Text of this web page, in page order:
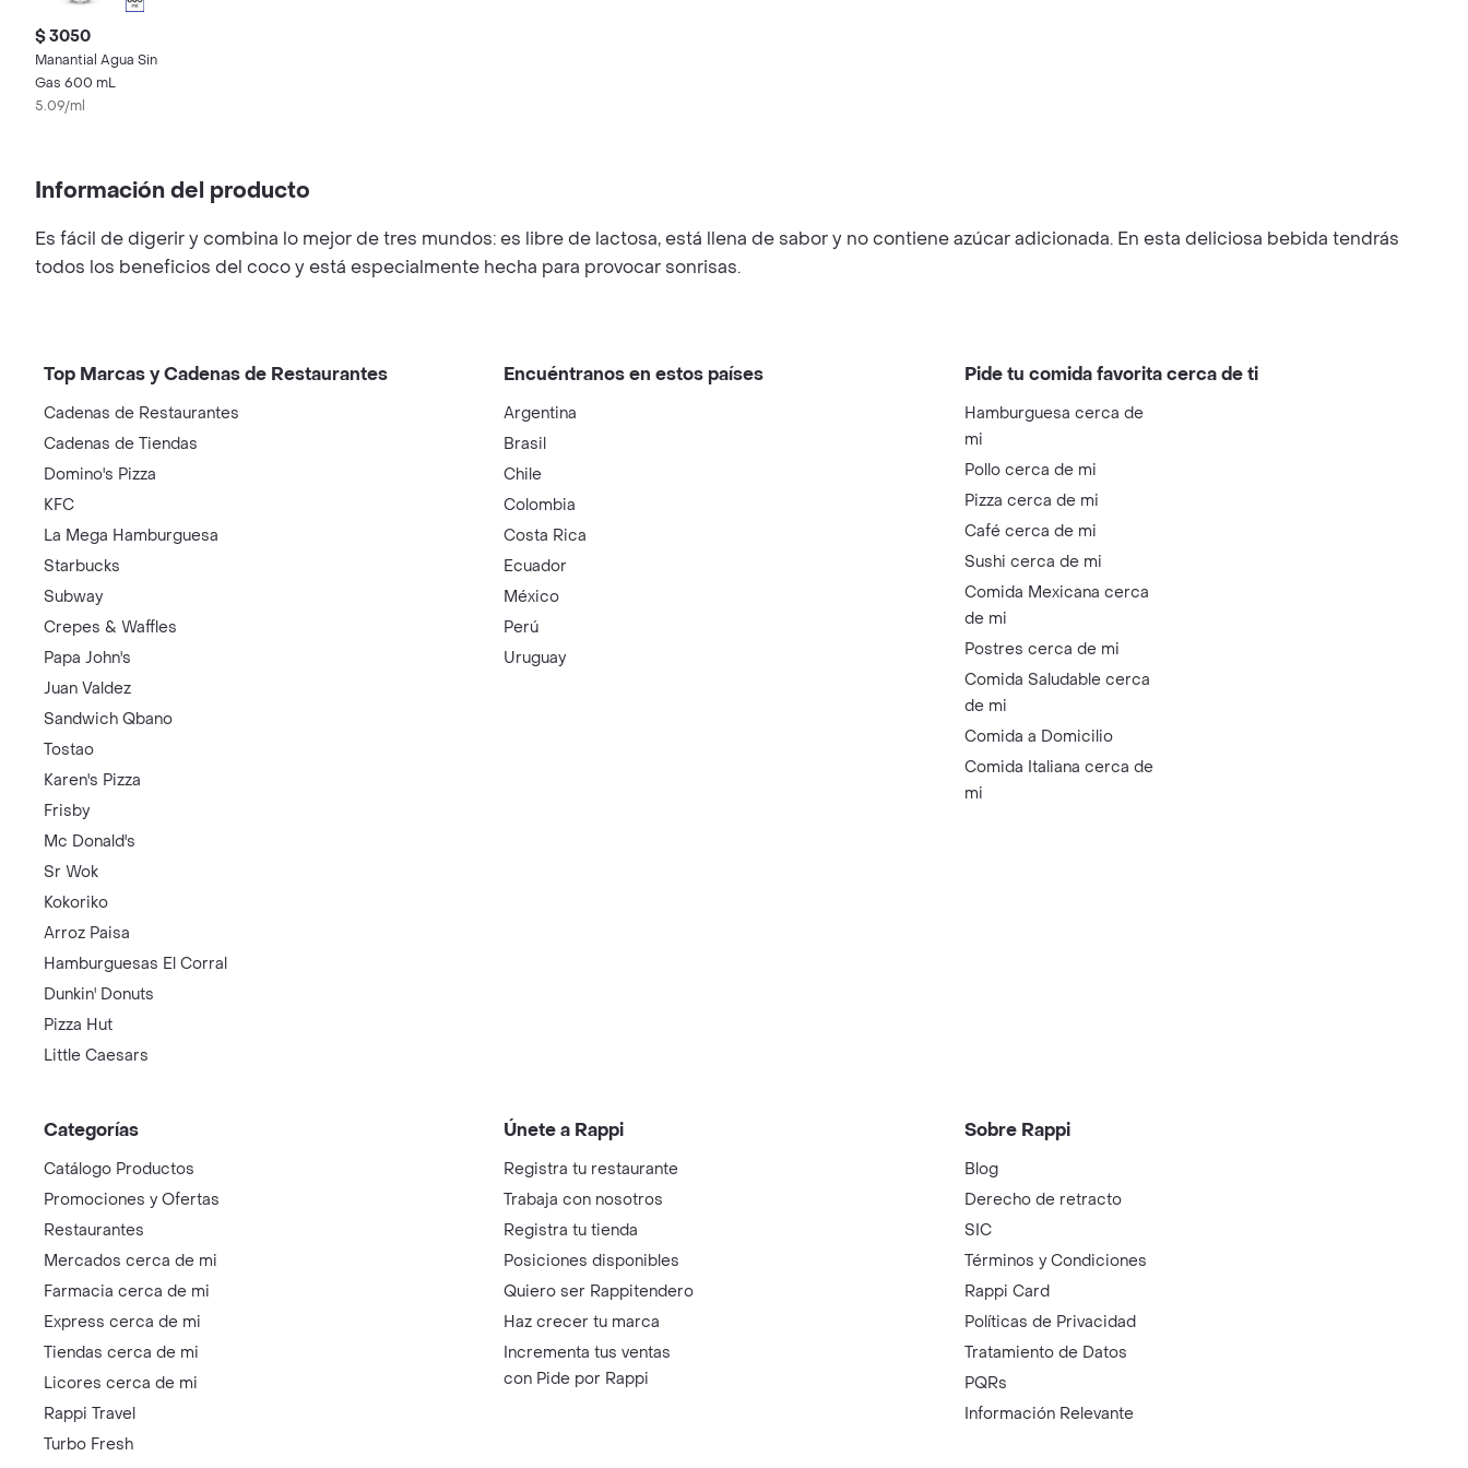
$ 3050
Manantial Agua Sin
Gas 600 mL
5.09/ml
Información del producto
Es fácil de digerir y combina lo mejor de tres mundos: es libre de lactosa, está llena de sabor y no contiene azúcar adicionada. En esta deliciosa bebida tendrás
todos los beneficios del coco y está especialmente hecha para provocar sonrisas.
Top Marcas y Cadenas de Restaurantes
Cadenas de Restaurantes
Cadenas de Tiendas
Domino's Pizza
KFC
La Mega Hamburguesa
Starbucks
Subway
Crepes & Waffles
Papa John's
Juan Valdez
Sandwich Qbano
Tostao
Karen's Pizza
Frisby
Mc Donald's
Sr Wok
Kokoriko
Arroz Paisa
Hamburguesas El Corral
Dunkin' Donuts
Pizza Hut
Little Caesars
Encuéntranos en estos países
Argentina
Brasil
Chile
Colombia
Costa Rica
Ecuador
México
Perú
Uruguay
Pide tu comida favorita cerca de ti
Hamburguesa cerca de
mi
Pollo cerca de mi
Pizza cerca de mi
Café cerca de mi
Sushi cerca de mi
Comida Mexicana cerca
de mi
Postres cerca de mi
Comida Saludable cerca
de mi
Comida a Domicilio
Comida Italiana cerca de
mi
Categorías
Catálogo Productos
Promociones y Ofertas
Restaurantes
Mercados cerca de mi
Farmacia cerca de mi
Express cerca de mi
Tiendas cerca de mi
Licores cerca de mi
Rappi Travel
Turbo Fresh
Únete a Rappi
Registra tu restaurante
Trabaja con nosotros
Registra tu tienda
Posiciones disponibles
Quiero ser Rappitendero
Haz crecer tu marca
Incrementa tus ventas
con Pide por Rappi
Sobre Rappi
Blog
Derecho de retracto
SIC
Términos y Condiciones
Rappi Card
Políticas de Privacidad
Tratamiento de Datos
PQRs
Información Relevante